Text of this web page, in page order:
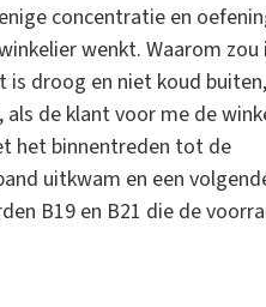
concentratie en
wenkt. Waarom zou
is droog en niet koud
de klant voor me de
het binnentreden tot de
uitkwam en een
B19 en B21 die de